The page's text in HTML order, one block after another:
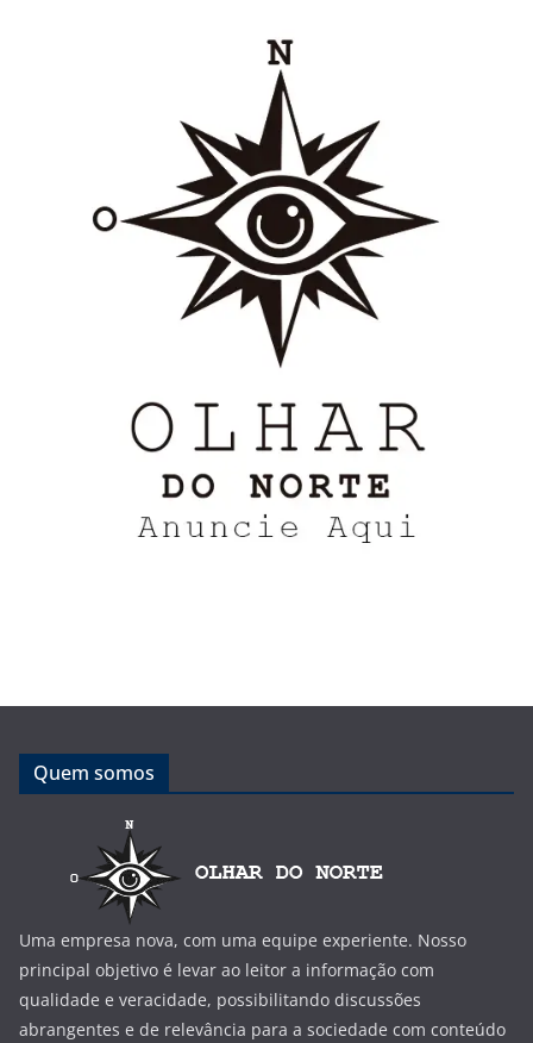
Quem somos
Uma empresa nova, com uma equipe experiente. Nosso
principal objetivo é levar ao leitor a informação com
qualidade e veracidade, possibilitando discussões
abrangentes e de relevância para a sociedade com conteúdo